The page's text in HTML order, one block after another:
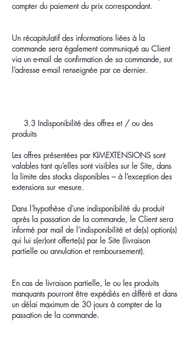
compter du paiement du prix correspondant.
Un récapitulatif des informations liées à la
commande sera également communiqué au Client
via un e-mail de confirmation de sa commande, sur
l’adresse e-mail renseignée par ce dernier.
3.3 Indisponibilité des offres et / ou des
produits
Les offres présentées par KIMEXTENSIONS sont
valables tant qu’elles sont visibles sur le Site, dans
la limite des stocks disponibles – à l’exception des
extensions sur -mesure.
Dans l’hypothèse d’une indisponibilité du produit
après la passation de la commande, le Client sera
informé par mail de l’indisponibilité et de(s) option(s)
qui lui s(er)ont offerte(s) par le Site (livraison
partielle ou annulation et remboursement).
En cas de livraison partielle, le ou les produits
manquants pourront être expédiés en différé et dans
un délai maximum de 30 jours à compter de la
passation de la commande.